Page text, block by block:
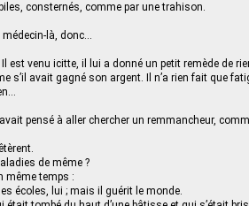
consternés, comme par une trahison.
là, donc…
est venu icitte, il lui a donné un petit remède de
s’il avait gagné son argent. Il n’a rien fait que
pensé à aller chercher un remmancheur,
de même ?
même temps :
écoles, lui ; mais il guérit le monde.